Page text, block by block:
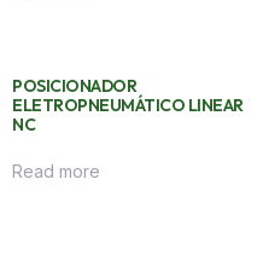
POSICIONADOR
ELETROPNEUMÁTICO LINEAR
NC
Read more